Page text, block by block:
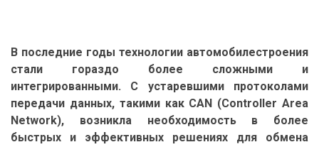
В последние годы технологии автомобилестроения
стали гораздо более сложными и
интегрированными. С устаревшими протоколами
передачи данных, такими как CAN (Controller Area
Network), возникла необходимость в более
быстрых и эффективных решениях для обмена